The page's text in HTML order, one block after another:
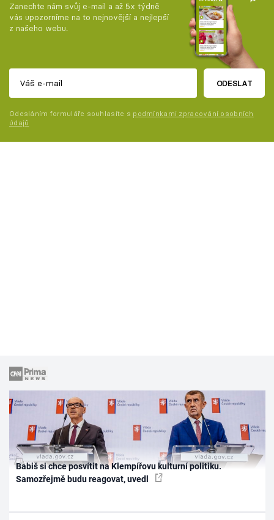
Zanechte nám svůj e-mail a až 5x týdně
vás upozorníme na to nejnovější a nejlepší
z našeho webu.
ODESLAT
Odesláním formuláře souhlasíte s podmínkami zpracování osobních
údajů
Babiš si chce posvítit na Klempířovu kulturní politiku.
Samozřejmě budu reagovat, uvedl